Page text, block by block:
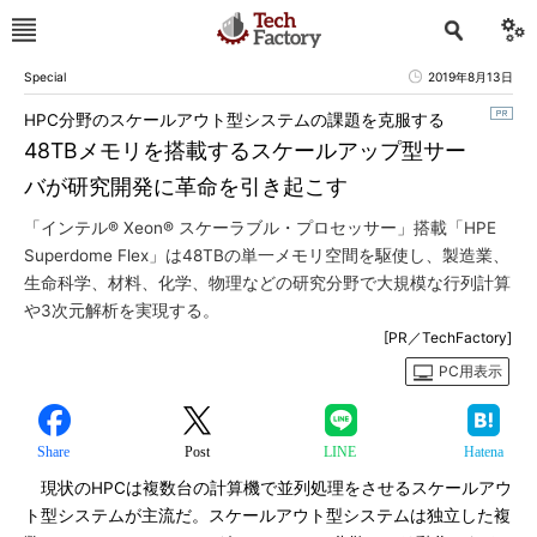
Special 2019年8月13日
48TBメモリを搭載するスケールアップ型サー
バが研究開発に革命を引き起こす
HPC分野のスケールアウト型システムの課題を克服する
「インテル® Xeon® スケーラブル・プロセッサー」搭載「HPE
Superdome Flex」は48TBの単一メモリ空間を駆使し、製造業、
生命科学、材料、化学、物理などの研究分野で大規模な行列計算
や3次元解析を実現する。
[PR／TechFactory]
PC用表示
Share Post LINE Hatena
現状のHPCは複数台の計算機で並列処理をさせるスケールアウ
ト型システムが主流だ。スケールアウト型システムは独立した複